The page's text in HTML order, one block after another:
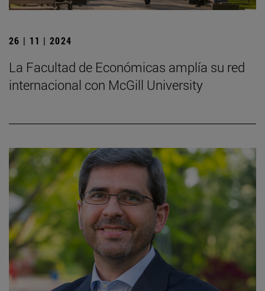
26 | 11 | 2024
La Facultad de Económicas amplía su red
internacional con McGill University